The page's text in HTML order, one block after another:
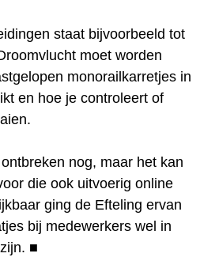
staat bijvoorbeeld tot
moet worden
monorailkarretjes in
en hoe je controleert of
nog, maar het kan
die ook uitvoerig online
ging de Efteling ervan
bij medewerkers wel in
■